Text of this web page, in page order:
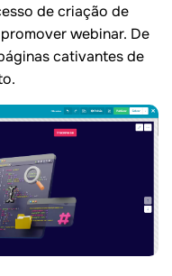
de criação de
webinar. De
cativantes de